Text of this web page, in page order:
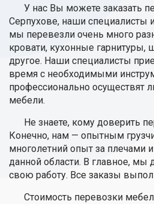
У нас Вы можете заказать
Серпухове, наши
мы перевезли очень много
кровати, кухонные
другое. Наши специалисты
время с необходимыми
профессионально осуществят
мебели.
Не знаете, кому доверить
Конечно, нам — опытным
многолетний опыт за плечами
данной области. В главное, мы
свою работу. Все заказы
Стоимость перевозки